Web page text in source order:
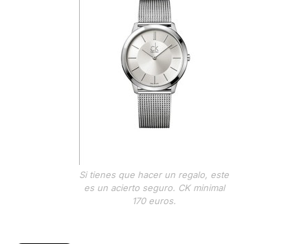
Si tienes que hacer un regalo, este
es un acierto seguro. CK minimal
170 euros.